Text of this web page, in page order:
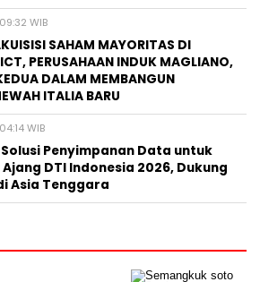
WIB
SAHAM MAYORITAS DI
PERUSAHAAN INDUK MAGLIANO,
DALAM MEMBANGUN
ITALIA BARU
WIB
Solusi Penyimpanan Data untuk
DTI Indonesia 2026, Dukung
Asia Tenggara